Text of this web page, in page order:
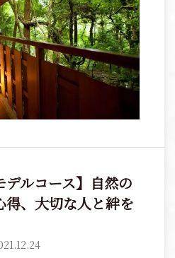
ぶ“特別な旅”に出かけません
デルコース】自然の
得、大切な人と絆を